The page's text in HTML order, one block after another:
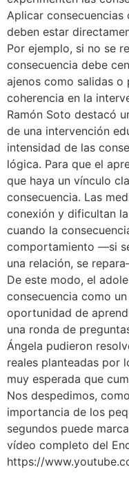
Aplicar consecuencias
deben estar
Por ejemplo, si no se
consecuencia debe
ajenos como salidas o
coherencia en la
Ramón Soto destacó
de una intervención
intensidad de las
lógica. Para que el
que haya un vínculo
consecuencia. Las
conexión y dificultan
cuando la
comportamiento —si
una relación, se
De este modo, el
consecuencia como
oportunidad de
una ronda de
Ángela pudieron
reales planteadas por
muy esperada que
Nos despedimos,
importancia de los
segundos puede
vídeo completo del
https://